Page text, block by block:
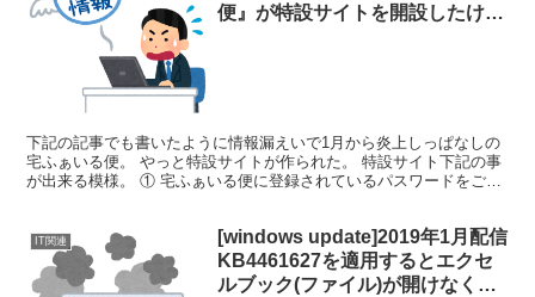
便』が特設サイトを開設したけ
下記の記事でも書いたように情報漏えいで1月から炎上しっぱなしの
宅ふぁいる便。 やっと特設サイトが作られた。 特設サイト下記の事
が出来る模様。 ① 宅ふぁいる便に登録されているパスワードをご確
IT関連
[windows update]2019年1月配信
KB4461627を適用するとエクセ
ルブック(ファイル)が開けなくな